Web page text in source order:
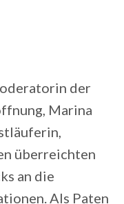
der
Marina
überreichten
an die
Als Paten